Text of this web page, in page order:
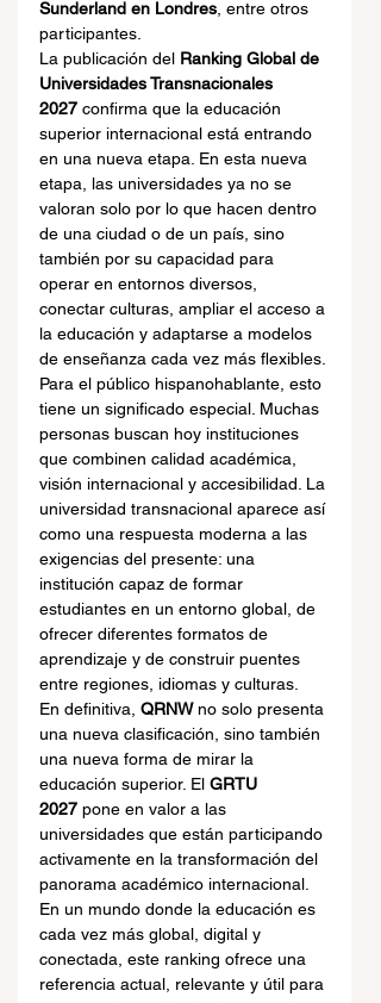
Sunderland en Londres , entre otros
participantes.
La publicación del Ranking Global de
Universidades Transnacionales
2027 confirma que la educación
superior internacional está entrando
en una nueva etapa. En esta nueva
etapa, las universidades ya no se
valoran solo por lo que hacen dentro
de una ciudad o de un país, sino
también por su capacidad para
operar en entornos diversos,
conectar culturas, ampliar el acceso a
la educación y adaptarse a modelos
de enseñanza cada vez más flexibles.
Para el público hispanohablante, esto
tiene un significado especial. Muchas
personas buscan hoy instituciones
que combinen calidad académica,
visión internacional y accesibilidad. La
universidad transnacional aparece así
como una respuesta moderna a las
exigencias del presente: una
institución capaz de formar
estudiantes en un entorno global, de
ofrecer diferentes formatos de
aprendizaje y de construir puentes
entre regiones, idiomas y culturas.
En definitiva, QRNW no solo presenta
una nueva clasificación, sino también
una nueva forma de mirar la
educación superior. El GRTU
2027 pone en valor a las
universidades que están participando
activamente en la transformación del
panorama académico internacional.
En un mundo donde la educación es
cada vez más global, digital y
conectada, este ranking ofrece una
referencia actual, relevante y útil para